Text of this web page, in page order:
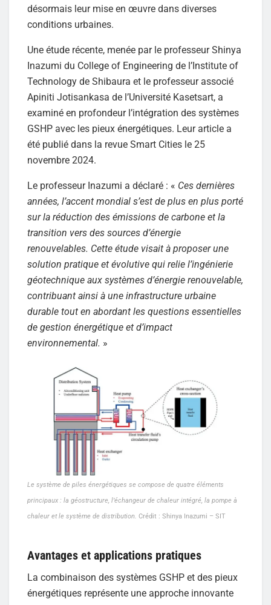
désormais leur mise en œuvre dans diverses
conditions urbaines.
Une étude récente, menée par le professeur Shinya
Inazumi du College of Engineering de l’Institute of
Technology de Shibaura et le professeur associé
Apiniti Jotisankasa de l’Université Kasetsart, a
examiné en profondeur l’intégration des systèmes
GSHP avec les pieux énergétiques. Leur article a
été publié dans la revue Smart Cities le 25
novembre 2024.
Le professeur Inazumi a déclaré : « Ces dernières
années, l’accent mondial s’est de plus en plus porté
sur la réduction des émissions de carbone et la
transition vers des sources d’énergie
renouvelables. Cette étude visait à proposer une
solution pratique et évolutive qui relie l’ingénierie
géotechnique aux systèmes d’énergie renouvelable,
contribuant ainsi à une infrastructure urbaine
durable tout en abordant les questions essentielles
de gestion énergétique et d’impact
environnemental. »
Le système de piles énergétiques se compose de quatre éléments
principaux : la géostructure, l’échangeur de chaleur intégré, la pompe à
chaleur et le système de distribution. Crédit : Shinya Inazumi – SIT
Avantages et applications pratiques
La combinaison des systèmes GSHP et des pieux
énergétiques représente une approche innovante